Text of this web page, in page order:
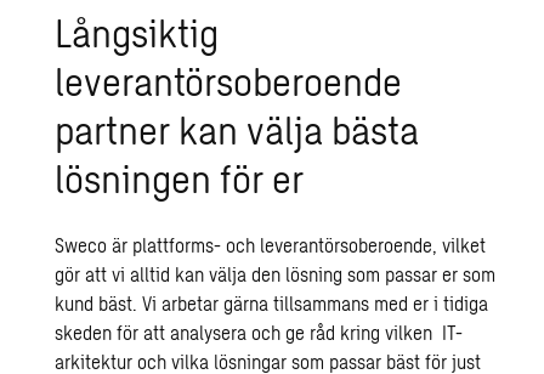
Långsiktig
leverantörsoberoende
partner kan välja bästa
lösningen för er
Sweco är plattforms- och leverantörsoberoende, vilket
gör att vi alltid kan välja den lösning som passar er som
kund bäst. Vi arbetar gärna tillsammans med er i tidiga
skeden för att analysera och ge råd kring vilken IT-
arkitektur och vilka lösningar som passar bäst för just